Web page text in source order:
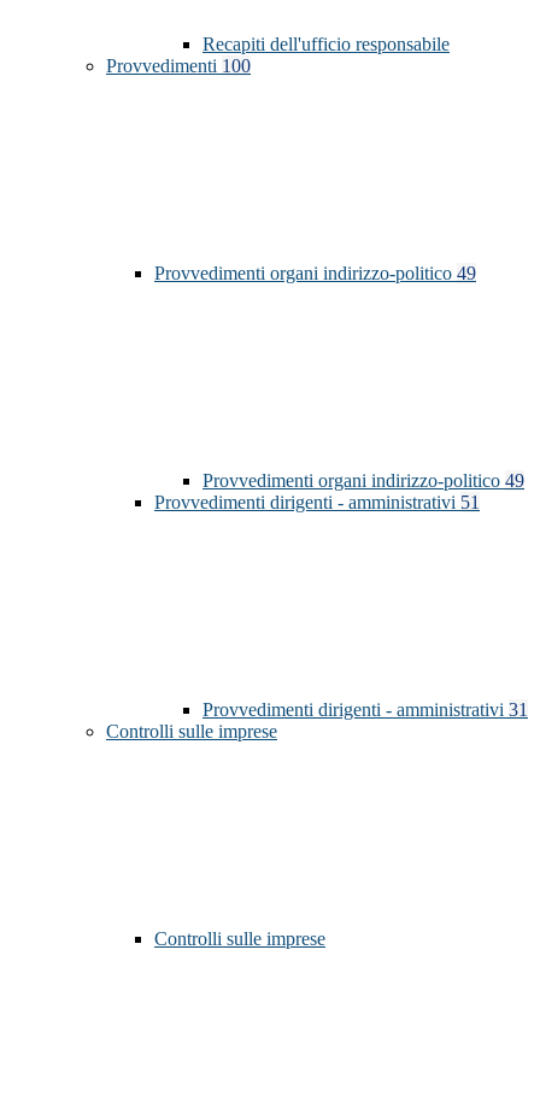
Recapiti dell'ufficio responsabile
Provvedimenti 100
Provvedimenti organi indirizzo-politico 49
Provvedimenti organi indirizzo-politico 49
Provvedimenti dirigenti - amministrativi 51
Provvedimenti dirigenti - amministrativi 31
Controlli sulle imprese
Controlli sulle imprese